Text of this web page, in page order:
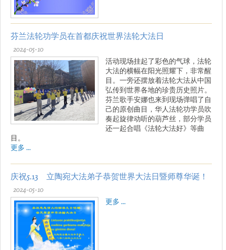
芬兰法轮功学员在首都庆祝世界法轮大法日
2024-05-10
活动现场挂起了彩色的气球，法轮
大法的横幅在阳光照耀下，非常醒
目。一旁还摆放着法轮大法从中国
弘传到世界各地的珍贵历史照片。
芬兰歌手安娜也来到现场弹唱了自
己的原创曲目，华人法轮功学员吹
奏起旋律动听的葫芦丝，部分学员
还一起合唱《法轮大法好》等曲
目。
更多 ...
庆祝5.13 立陶宛大法弟子恭贺世界大法日暨师尊华诞！
2024-05-10
更多 ...